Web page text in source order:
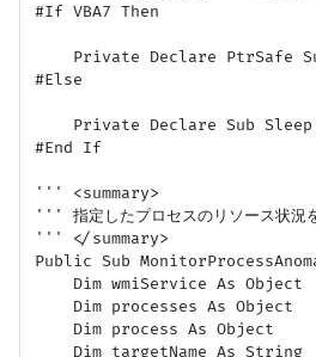
#If VBA7 Then
Private Declare PtrSafe
#Else
Private Declare Sub
#End If
''' <summary>
''' 指定したプロセスのリソース状況
''' </summary>
Public Sub
    Dim wmiService As Object
    Dim processes As Object
    Dim process As Object
    Dim targetName As String